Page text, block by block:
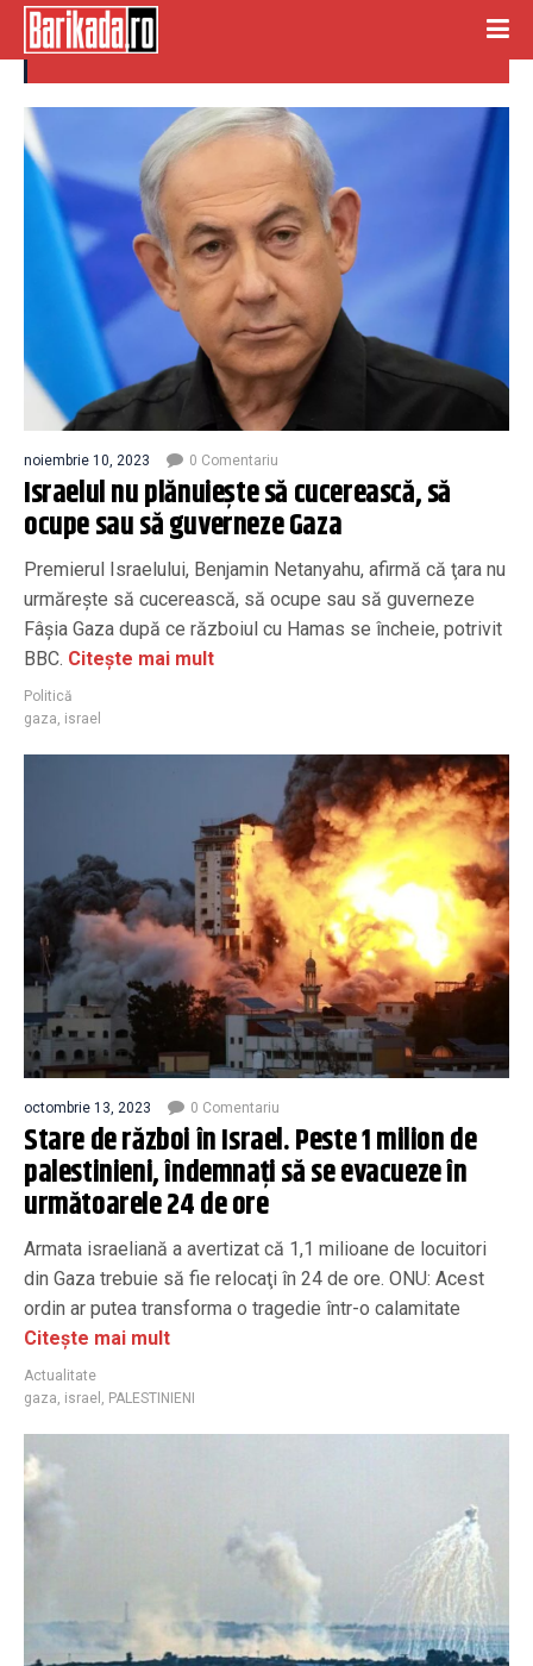
gaza
noiembrie 10, 2023 0 Comentariu
Israelul nu plănuieşte să cucerească, să
ocupe sau să guverneze Gaza
Premierul Israelului, Benjamin Netanyahu, afirmă că ţara nu
urmăreşte să cucerească, să ocupe sau să guverneze
Fâşia Gaza după ce războiul cu Hamas se încheie, potrivit
BBC. Citește mai mult
Politică
gaza, israel
octombrie 13, 2023 0 Comentariu
Stare de război în Israel. Peste 1 milion de
palestinieni, îndemnați să se evacueze în
următoarele 24 de ore
Armata israeliană a avertizat că 1,1 milioane de locuitori
din Gaza trebuie să fie relocaţi în 24 de ore. ONU: Acest
ordin ar putea transforma o tragedie într-o calamitate
Citește mai mult
Actualitate
gaza, israel , PALESTINIENI